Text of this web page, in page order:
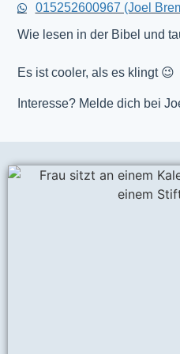
015252600967 (Joel
Wie lesen in der Bibel und
Es ist cooler, als es klingt 😉
Interesse? Melde dich bei